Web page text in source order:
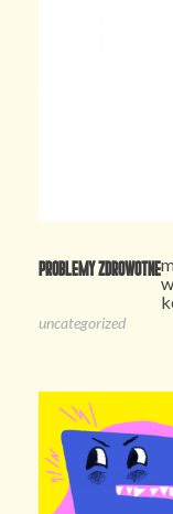
Problemy zdrowotne
uncategorized